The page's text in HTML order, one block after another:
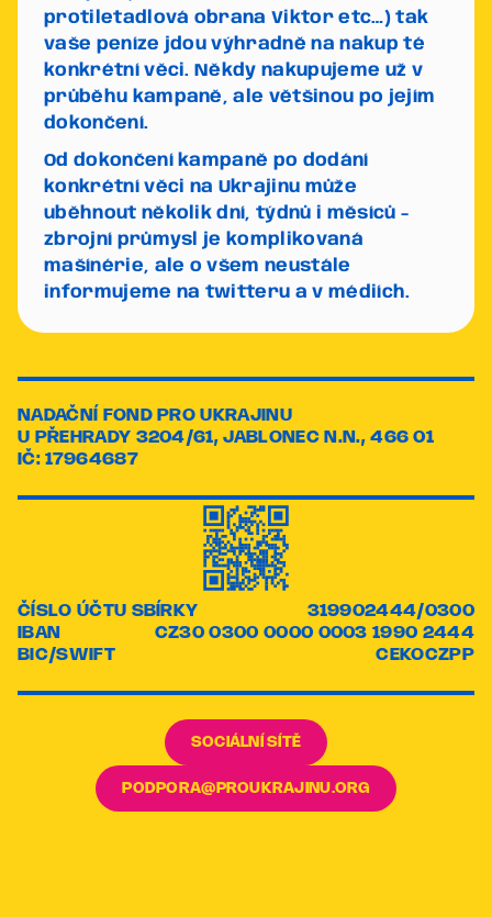
protiletadlová obrana Viktor etc…) tak
vaše peníze jdou výhradně na nakup té
konkrétní věci. Někdy nakupujeme už v
průběhu kampaně, ale většinou po jejím
dokončení.
Od dokončení kampaně po dodání
konkrétní věci na Ukrajinu může
uběhnout několik dní, týdnů i měsíců -
zbrojní průmysl je komplikovaná
mašínérie, ale o všem neustále
informujeme na twitteru a v médiích.
NADAČNÍ FOND PRO UKRAJINU
U PŘEHRADY 3204/61, JABLONEC N.N., 466 01
IČ: 17964687
ČÍSLO ÚČTU SBÍRKY
319902444/0300
IBAN
CZ30 0300 0000 0003 1990 2444
BIC/SWIFT
CEKOCZPP
SOCIÁLNÍ SÍTĚ
PODPORA@PROUKRAJINU.ORG